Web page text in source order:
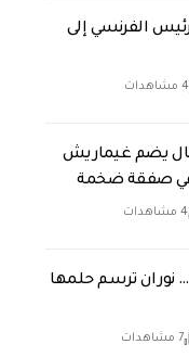
الفرنسي إلى
4 مشاهدات
يضم غيماريش
صفقة ضخمة
4 مشاهدات
نوران ترسم حلمها
7 مشاهدات